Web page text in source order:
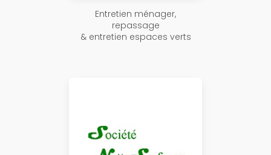
Entretien ménager,
repassage
& entretien espaces verts